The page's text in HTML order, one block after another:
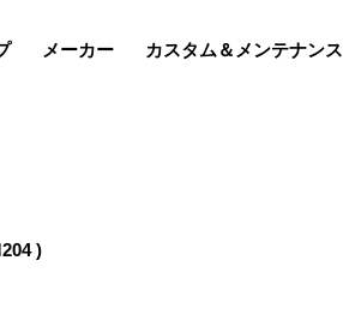
メーカー カスタム＆メンテナンス
)